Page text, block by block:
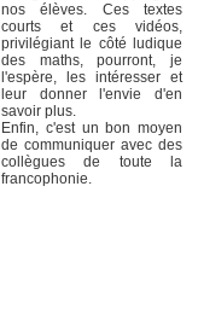
nos élèves. Ces textes
courts et ces vidéos,
privilégiant le côté ludique
des maths, pourront, je
l'espère, les intéresser et
leur donner l'envie d'en
savoir plus.
Enfin, c'est un bon moyen
de communiquer avec des
collègues de toute la
francophonie.